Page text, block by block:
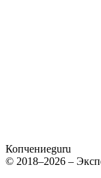
Копчениеguru
© 2018–2026 –